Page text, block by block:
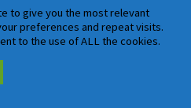
in Class 11
Mathematics(English),
MAINS Maths(English)
in Class 11 In this
to give you the most relevant
preferences and repeat visits.
to the use of ALL the cookies.